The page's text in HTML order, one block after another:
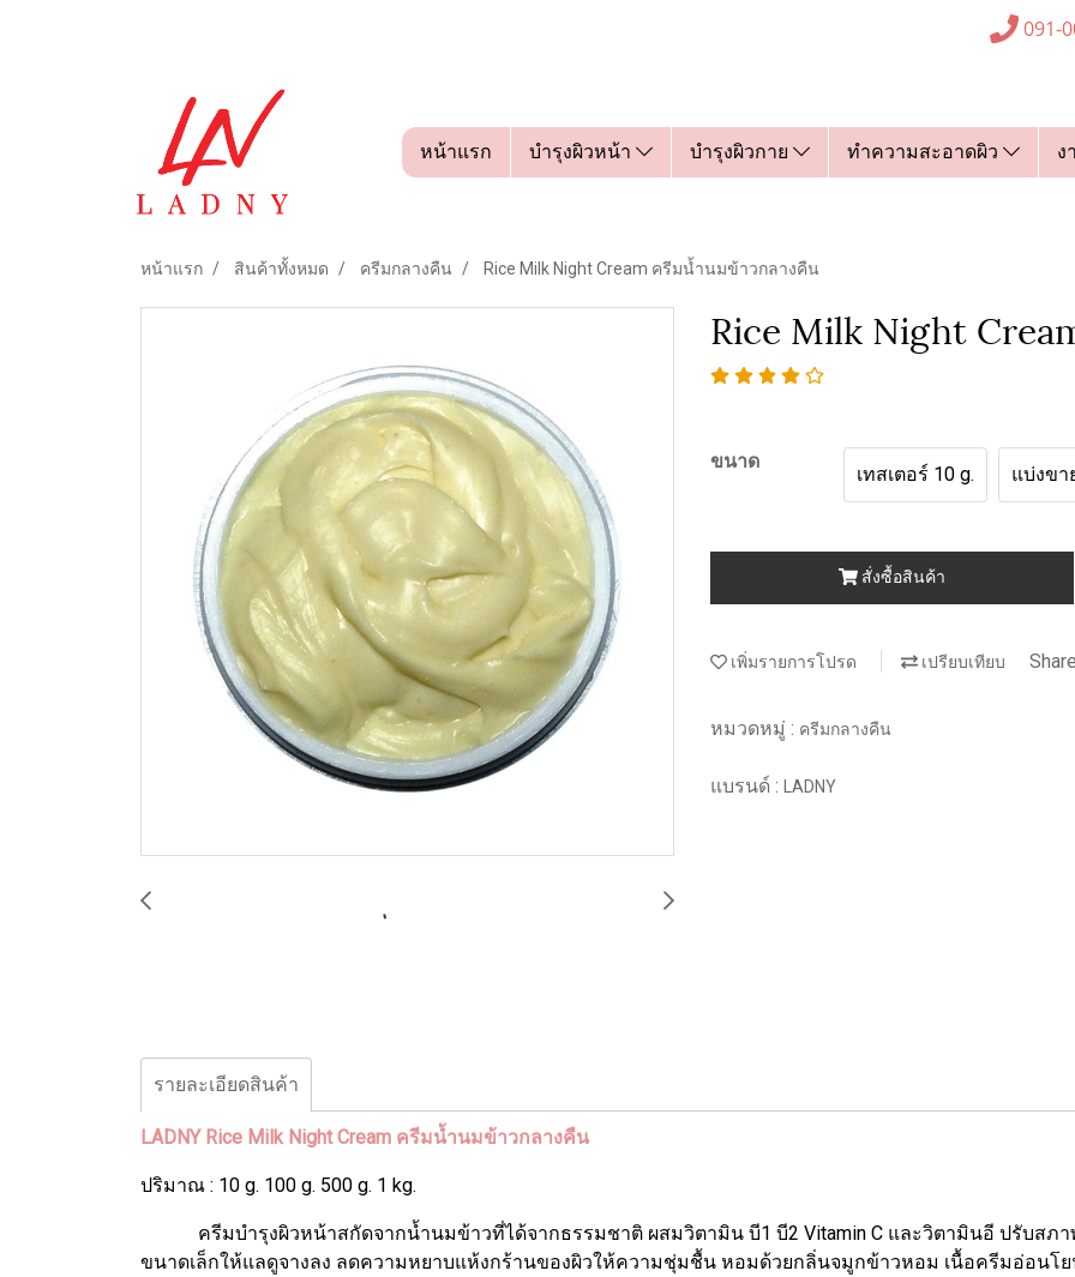
091-
หน้าแรก บำรุงผิวหน้า บำรุงผิวกาย ทำความสะอาดผิว ง
หน้าแรก สินค้าทั้งหมด ครีมกลางคืน Rice Milk Night Cream ครีมน้ำนมข้าวกลางคืน
Rice Milk Night
ขนาด
เทสเตอร์ 10 g. แบ่งขา
สั่งซื้อสินค้า
เพิ่มรายการโปรด เปรียบเทียบ
หมวดหมู่ : ครีมกลางคืน
แบรนด์ : LADNY
รายละเอียดสินค้า
LADNY Rice Milk Night Cream ครีมน้ำนมข้าวกลางคืน
ปริมาณ : 10 g. 100 g. 500 g. 1 kg.
ครีมบำรุงผิวหน้าสกัดจากน้ำนมข้าวที่ได้จากธรรมชาติ ผสมวิตามิน บี1 บี2 Vitamin C และวิตามินอี ปรับสภา
ขนาดเล็กให้แลดูจางลง ลดความหยาบแห้งกร้านของผิวให้ความชุ่มชื้น หอมด้วยกลิ่นจมูกข้าวหอม เนื้อครีมอ่อนโ